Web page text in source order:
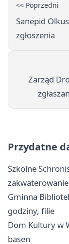
<< Poprzedni
Sanepid
zgłoszenia
Zarząd
Przydatne
Szkolne
Gminna
godziny, filie
Dom Kultury w
basen